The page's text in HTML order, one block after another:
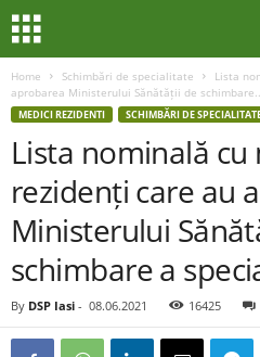
Home Schimbări de specialitate
Lista
aprobarea Ministerului Sănătății de
MEDICI REZIDENTI SCHIMBĂRI DE
Lista nominală cu
rezidenți care au
Ministerului
schimbare a
By DSP Iasi - 08.06.2021 16425